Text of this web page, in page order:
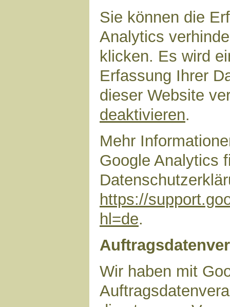
Sie können die
Analytics
klicken. Es wird
Erfassung Ihrer
dieser Website
deaktivieren.
Mehr
Google Analytics
https://
hl=de.
Wir haben mit